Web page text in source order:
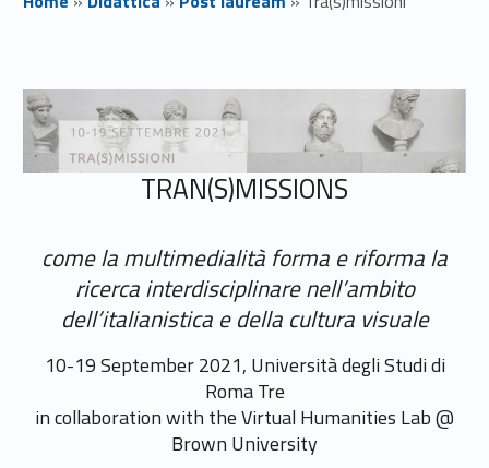
TRAN(S)MISSIONS
come la multimedialità forma e riforma la
ricerca interdisciplinare nell’ambito
dell’italianistica e della cultura visuale
10-19 September 2021, Università degli Studi di
Roma Tre
in collaboration with the Virtual Humanities Lab @
Brown University